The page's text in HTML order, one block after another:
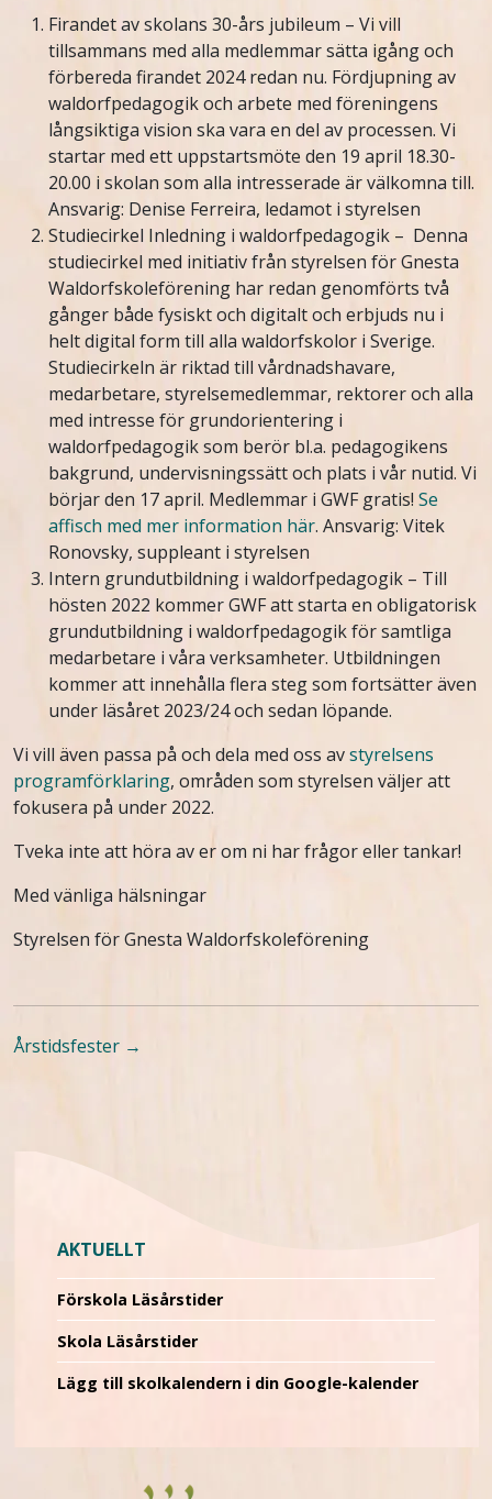
Firandet av skolans 30-års jubileum – Vi vill
tillsammans med alla medlemmar sätta igång och
förbereda firandet 2024 redan nu. Fördjupning av
waldorfpedagogik och arbete med föreningens
långsiktiga vision ska vara en del av processen. Vi
startar med ett uppstartsmöte den 19 april 18.30-
20.00 i skolan som alla intresserade är välkomna till.
Ansvarig: Denise Ferreira, ledamot i styrelsen
Studiecirkel Inledning i waldorfpedagogik – Denna
studiecirkel med initiativ från styrelsen för Gnesta
Waldorfskoleförening har redan genomförts två
gånger både fysiskt och digitalt och erbjuds nu i
helt digital form till alla waldorfskolor i Sverige.
Studiecirkeln är riktad till vårdnadshavare,
medarbetare, styrelsemedlemmar, rektorer och alla
med intresse för grundorientering i
waldorfpedagogik som berör bl.a. pedagogikens
bakgrund, undervisningssätt och plats i vår nutid. Vi
börjar den 17 april. Medlemmar i GWF gratis! Se
affisch med mer information här. Ansvarig: Vitek
Ronovsky, suppleant i styrelsen
Intern grundutbildning i waldorfpedagogik – Till
hösten 2022 kommer GWF att starta en obligatorisk
grundutbildning i waldorfpedagogik för samtliga
medarbetare i våra verksamheter. Utbildningen
kommer att innehålla flera steg som fortsätter även
under läsåret 2023/24 och sedan löpande.
Vi vill även passa på och dela med oss avstyrelsens
programförklaring, områden som styrelsen väljer att
fokusera på under 2022.
Tveka inte att höra av er om ni har frågor eller tankar!
Med vänliga hälsningar
Styrelsen för Gnesta Waldorfskoleförening
Årstidsfester →
AKTUELLT
Förskola Läsårstider
Skola Läsårstider
Lägg till skolkalendern i din Google-kalender